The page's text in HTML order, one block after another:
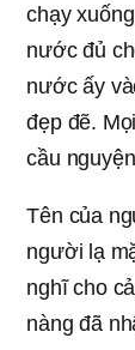
chạy
nước đủ
nước ấy
đẹp đẽ.
cầu
Tên của
người lạ
nghĩ cho
nàng đã